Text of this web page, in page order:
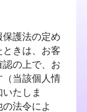
護法の定め
きは、お客
の上で、お
当該個人情
たしま
法令によ